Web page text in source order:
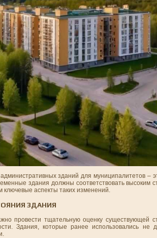
зданий для муниципалитетов –
здания должны соответствовать высоким
ключевые аспекты таких изменений.
ЗДАНИЯ
провести тщательную оценку существующей
Здания, которые ранее использовались не